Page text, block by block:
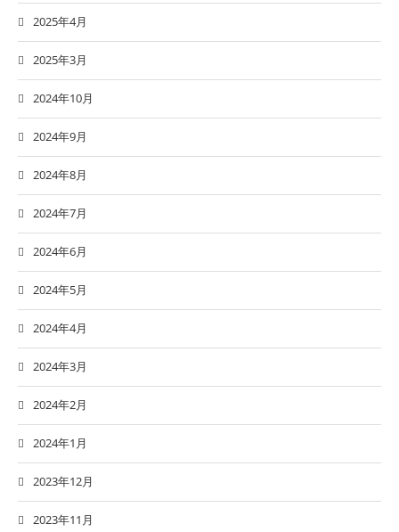
2025年4月
2025年3月
2024年10月
2024年9月
2024年8月
2024年7月
2024年6月
2024年5月
2024年4月
2024年3月
2024年2月
2024年1月
2023年12月
2023年11月